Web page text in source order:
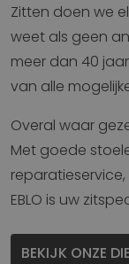
Zitten doen we
weet als geen
meer dan 40
van alle
Overal waar
Met goede
EBLO is uw
BEKIJK ONZE